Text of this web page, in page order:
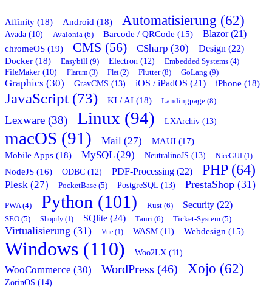
Affinity (18) Android (18) Automatisierung (62)
Avada (10) Avalonia (6) Barcode / QRCode (15)
Blazor (21)
chromeOS (19)
CMS (56) CSharp (30) Design (22)
Docker (18) Easybill (9) Electron (12) Embedded Systems (4)
FileMaker (10) Flarum (3) Flet (2) Flutter (8) GoLang (9)
Graphics (30) GravCMS (13) iOS / iPadOS (21) iPhone (18)
JavaScript (73) KI / AI (18) Landingpage (8)
Lexware (38) Linux (94) LXArchiv (13)
macOS (91) Mail (27)
MAUI (17)
Mobile Apps (18)
MySQL (29) NeutralinoJS (13) NiceGUI (1)
NodeJS (16) ODBC (12) PDF-Processing (22) PHP (64)
Plesk (27) PocketBase (5) PostgreSQL (13) PrestaShop (31)
PWA (4) Python (101) Rust (6) Security (22)
SEO (5) Shopify (1) SQlite (24) Tauri (6) Ticket-System (5)
Virtualisierung (31) Vue (1) WASM (11) Webdesign (15)
Windows (110) Woo2LX (11)
WooCommerce (30) WordPress (46) Xojo (62)
ZorinOS (14)